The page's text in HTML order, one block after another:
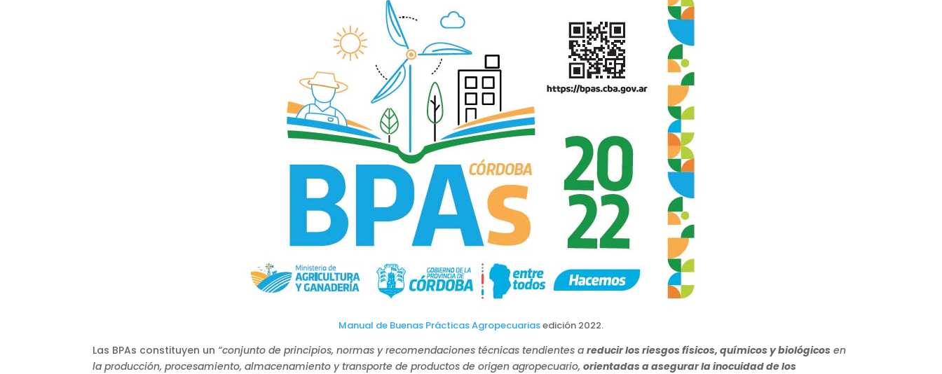
Manual de Buenas Prácticas Agropecuariasedición 2022.
Las BPAs constituyen un “conjunto de principios, normas y recomendaciones técnicas tendientes a reducir los riesgos físicos, químicos y biológicos en
la producción, procesamiento, almacenamiento y transporte de productos de origen agropecuario, orientadas a asegurar la inocuidad de los